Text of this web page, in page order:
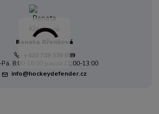
Renata Křenková
+420 739 339 689
8:00-16:00 pauza 11:00-13:00
info@hockeydefender.cz